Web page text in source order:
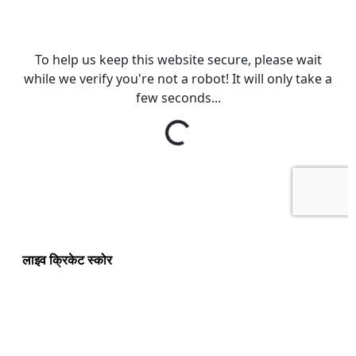
लाइव क्रिकेट स्कोर